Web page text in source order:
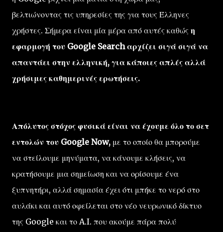
βελτιώνοντας τις υπηρεσίες της για τους Έλληνες
χρήστες. Σήμερα είναι μία μέρα από αυτές καθώς η
εφαρμογή του Google Search αρχίζει σιγά σιγά να
απαντάει στην ελληνική, για κάποιες απλές αλλά
χρήσιμες καθημερινές ερωτήσεις.
Απόλυτος στόχος φυσικά είναι να έχουμε όλο το σετ
εντολών του Google Now, με το οποίο θα μπορούμε
να στείλουμε μηνύματα, να κάνουμε κλήσεις, να
κρατήσουμε μια σημείωση και να ορίσουμε ένα
ξυπνητήρι, αλλά σημασία έχει ότι μπήκε το νερό στο
αυλάκι και αυτό οφείλεται στο νέο νευρωνικό δίκτυο
της Google και το A.I. που ακούμε πάρα πολύ